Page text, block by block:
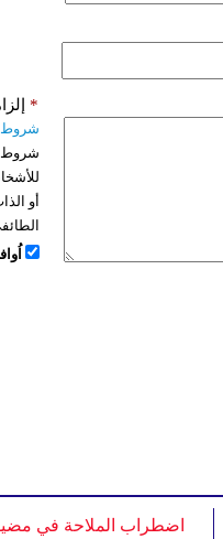
*
شروط
شروط
أو
اضطراب الملاحة في